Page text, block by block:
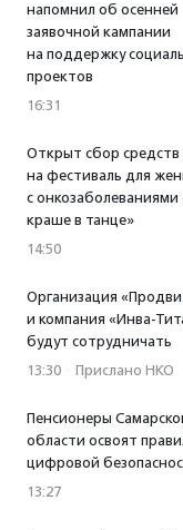
напомнил об осенней
заявочной кампании
на поддержку
проектов
16:31
Открыт сбор средств
на фестиваль для
с
краше в танце»
14:50
Организация
и компания «Инва-
будут сотрудничать
13:30 · Прислано НКО
Пенсионеры
области освоят
цифровой
13:27